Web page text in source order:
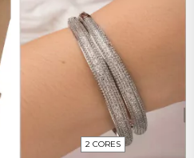
2 CORES